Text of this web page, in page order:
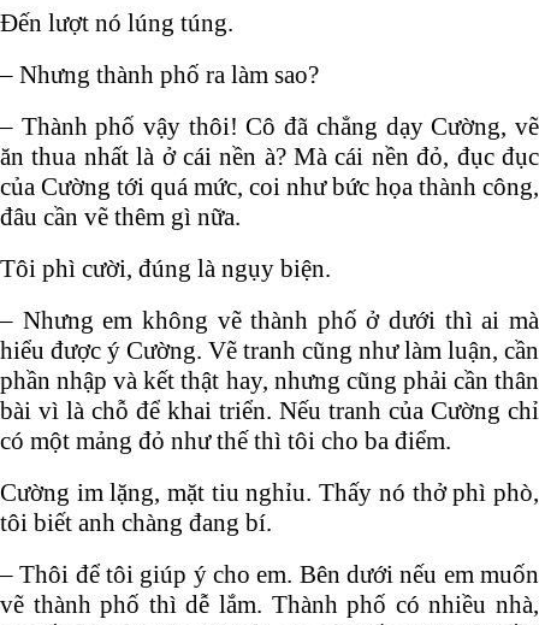
Đến lượt nó lúng túng.
– Nhưng thành phố ra làm sao?
– Thành phố vậy thôi! Cô đã chẳng dạy Cường, vẽ
ăn thua nhất là ở cái nền à? Mà cái nền đỏ, đục đục
của Cường tới quá mức, coi như bức họa thành công,
đâu cần vẽ thêm gì nữa.
Tôi phì cười, đúng là ngụy biện.
– Nhưng em không vẽ thành phố ở dưới thì ai mà
hiểu được ý Cường. Vẽ tranh cũng như làm luận, cần
phần nhập và kết thật hay, nhưng cũng phải cần thân
bài vì là chỗ để khai triển. Nếu tranh của Cường chỉ
có một mảng đỏ như thế thì tôi cho ba điểm.
Cường im lặng, mặt tiu nghỉu. Thấy nó thở phì phò,
tôi biết anh chàng đang bí.
– Thôi để tôi giúp ý cho em. Bên dưới nếu em muốn
vẽ thành phố thì dễ lắm. Thành phố có nhiều nhà,